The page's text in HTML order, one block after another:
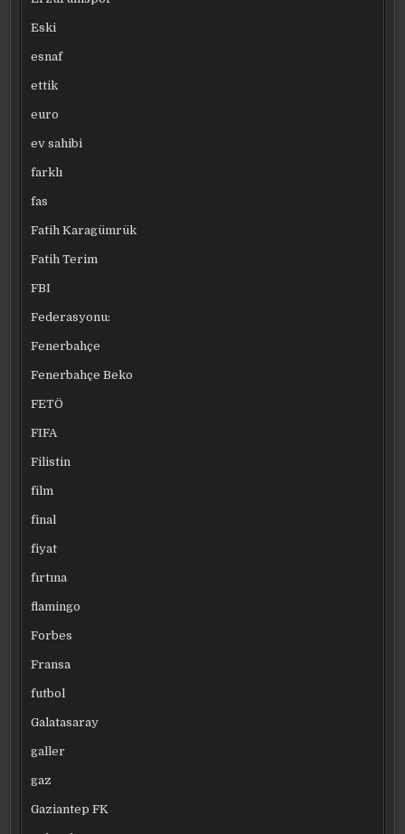
Eski
esnaf
ettik
euro
ev sahibi
farklı
fas
Fatih Karagümrük
Fatih Terim
FBI
Federasyonu:
Fenerbahçe
Fenerbahçe Beko
FETÖ
FIFA
Filistin
film
final
fiyat
fırtına
flamingo
Forbes
Fransa
futbol
Galatasaray
galler
gaz
Gaziantep FK